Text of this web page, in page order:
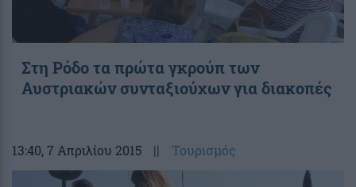
Στη Ρόδο τα πρώτα γκρούπ των
Αυστριακών συνταξιούχων για διακοπές
13:40, 7 Απριλίου 2015 || Τουρισμός